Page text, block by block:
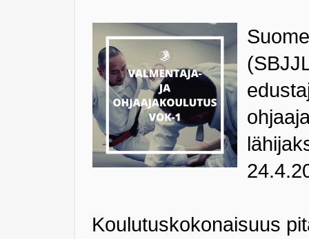
Koulutuskokonaisuus